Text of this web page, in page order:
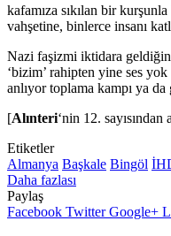
kafamıza sıkılan bir
vahşetine, binlerce insanı
Nazi faşizmi iktidara
‘bizim’ rahipten yine ses
anlıyor toplama kampı ya da
[Alınteri‘nin 12. sayısından
Etiketler
Almanya Başkale Bingöl
Daha fazlası
Paylaş
Facebook Twitter Google+